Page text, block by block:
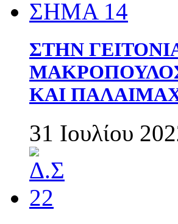
ΣΤΗΝ
ΚΑΙ
31 Ιουλίου